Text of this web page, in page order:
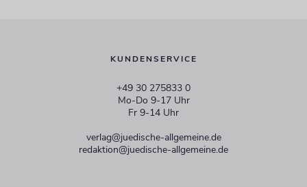
KUNDENSERVICE
+49 30 275833 0
Mo-Do 9-17 Uhr
Fr 9-14 Uhr
verlag@juedische-allgemeine.de
redaktion@juedische-allgemeine.de